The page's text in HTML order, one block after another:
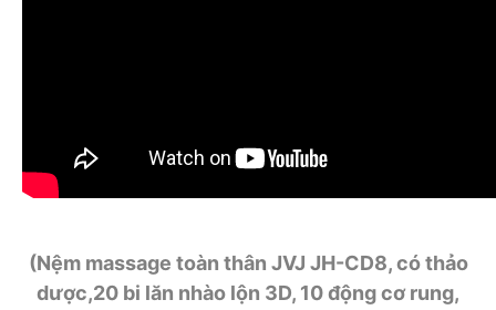
(Nệm massage toàn thân JVJ JH-CD8, có thảo
dược,20 bi lăn nhào lộn 3D, 10 động cơ rung,